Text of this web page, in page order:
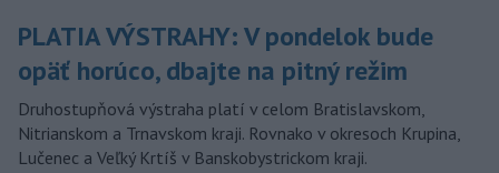
PLATIA VÝSTRAHY: V pondelok bude
opäť horúco, dbajte na pitný režim
Druhostupňová výstraha platí v celom Bratislavskom,
Nitrianskom a Trnavskom kraji. Rovnako v okresoch Krupina,
Lučenec a Veľký Krtíš v Banskobystrickom kraji.